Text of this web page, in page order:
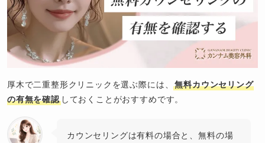
厚木で二重整形クリニックを選ぶ際には、無料カウンセリング
の有無を確認しておくことがおすすめです。
カウンセリングは有料の場合と、無料の場